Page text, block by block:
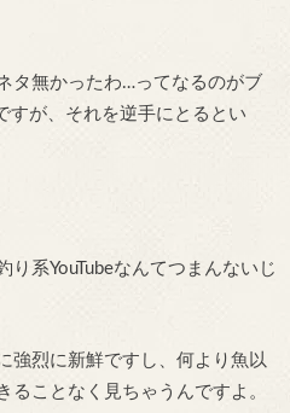
タ無かったわ…ってなるのがブ
すが、それを逆手にとるとい
系YouTubeなんてつまんないじ
強烈に新鮮ですし、何より魚以
ることなく見ちゃうんですよ。